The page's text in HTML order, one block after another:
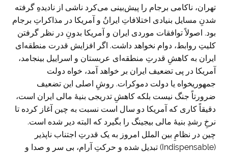
تهران، ناکامی برجام را پیش‌بینی می‌کرد ناشی از نادیدهِ گرفته
شدنِ مسایل بنیادی اختلافاتِ ایرانُ و آمریکا در مذاکراتِ برجام
بود. اصولاً توافقات موردی ایران و آمریکا بدونِ در نظر گرفتن
کلیتِ روابط، دوام نخواهد داشت. اگر افزایش قدرت منطقه‌ای
ایران به کاهشِ قدرتِ منطقه‌ای عربستان و اسراییل بینجامد،
آمریکا در پی تضعیف ایران بر خواهد آمد، خواه دولت
جمهوریخواه یا دولت دموکرات. روشِ اصلی این تضعیف
ضرورتاً جنگ نیست بلکه کاهشِ تدریجی بنیۀ مالی ایران است،
دقیقاً کاری که آمریکا دو سال است نسبت به چین آغاز کرده تا
نرخِ رشدِ بنیۀ مالی بیجینگ را بگیرد که البته دیر شده است.
چین در نظامِ بین الملل امروز به یک قدرتِ اجتناب ناپذیر
(Indispensable) تبدیل شده و حرکتِ آرام، بی سر و صدا و